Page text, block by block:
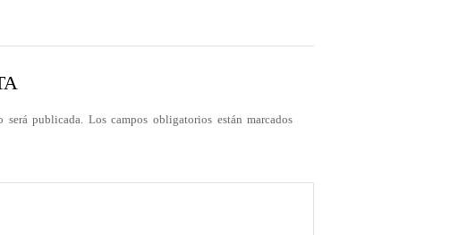
será publicada. Los campos obligatorios están marcados